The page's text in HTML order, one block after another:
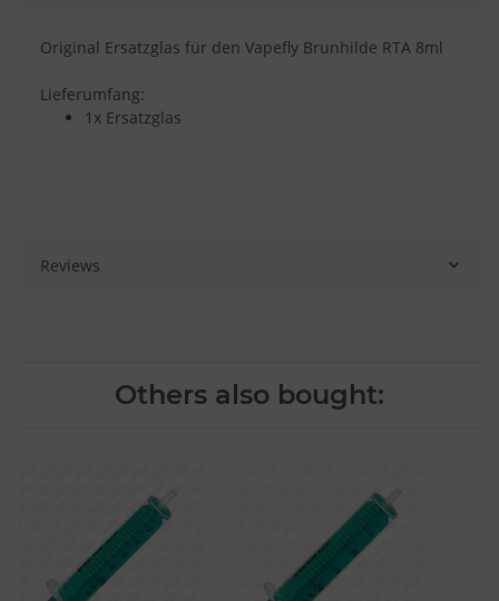
Original Ersatzglas für den Vapefly Brunhilde RTA 8ml
Lieferumfang:
1x Ersatzglas
Reviews
Others also bought: